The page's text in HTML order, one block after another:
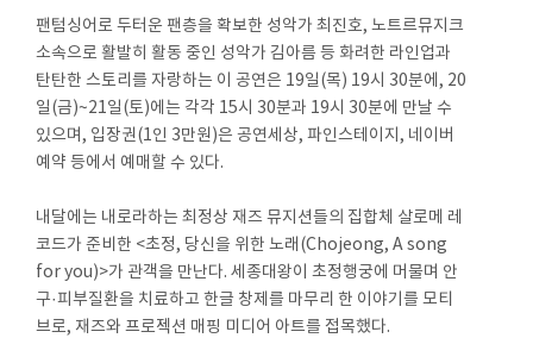
팬텀싱어로 두터운 팬층을 확보한 성악가 최진호, 노트르뮤지크
소속으로 활발히 활동 중인 성악가 김아름 등 화려한 라인업과
탄탄한 스토리를 자랑하는 이 공연은 19일(목) 19시 30분에, 20
일(금)~21일(토)에는 각각 15시 30분과 19시 30분에 만날 수
있으며, 입장권(1인 3만원)은 공연세상, 파인스테이지, 네이버
예약 등에서 예매할 수 있다.
내달에는 내로라하는 최정상 재즈 뮤지션들의 집합체 살로메 레
코드가 준비한 <초정, 당신을 위한 노래(Chojeong, A song
for you)>가 관객을 만난다. 세종대왕이 초정행궁에 머물며 안
구·피부질환을 치료하고 한글 창제를 마무리 한 이야기를 모티
브로, 재즈와 프로젝션 매핑 미디어 아트를 접목했다.